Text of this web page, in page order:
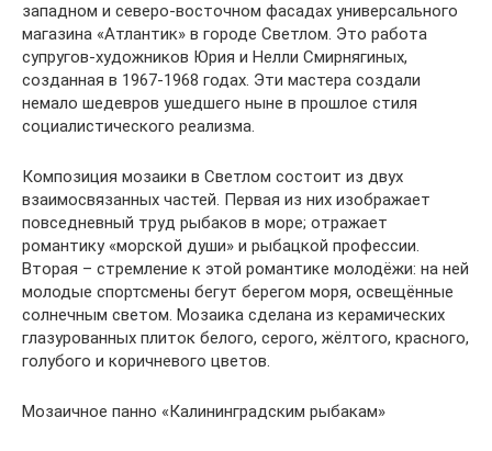
западном и северо-восточном фасадах универсального
магазина «Атлантик» в городе Светлом. Это работа
супругов-художников Юрия и Нелли Смирнягиных,
созданная в 1967-1968 годах. Эти мастера создали
немало шедевров ушедшего ныне в прошлое стиля
социалистического реализма.
Композиция мозаики в Светлом состоит из двух
взаимосвязанных частей. Первая из них изображает
повседневный труд рыбаков в море; отражает
романтику «морской души» и рыбацкой профессии.
Вторая – стремление к этой романтике молодёжи: на ней
молодые спортсмены бегут берегом моря, освещённые
солнечным светом. Мозаика сделана из керамических
глазурованных плиток белого, серого, жёлтого, красного,
голубого и коричневого цветов.
Мозаичное панно «Калининградским рыбакам»